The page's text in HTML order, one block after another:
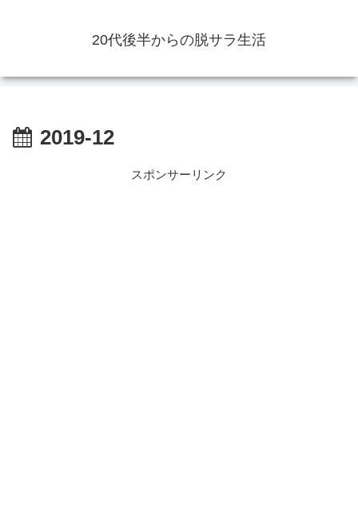
20代後半からの脱サラ生活
2019-12
スポンサーリンク